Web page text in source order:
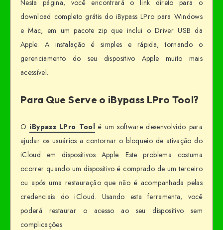
Nesta página, você encontrará o link direto para o
download completo grátis do iBypass LPro para Windows
e Mac, em um pacote zip que inclui o Driver USB da
Apple. A instalação é simples e rápida, tornando o
gerenciamento do seu dispositivo Apple muito mais
acessível.
Para Que Serve o iBypass LPro Tool?
O iBypass LPro Toolé um software desenvolvido para
ajudar os usuários a contornar o bloqueio de ativação do
iCloud em dispositivos Apple. Este problema costuma
ocorrer quando um dispositivo é comprado de um terceiro
ou após uma restauração que não é acompanhada pelas
credenciais do iCloud. Usando esta ferramenta, você
poderá restaurar o acesso ao seu dispositivo sem
complicações.